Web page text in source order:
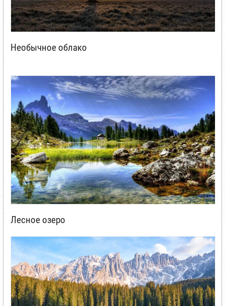
Необычное облако
Лесное озеро